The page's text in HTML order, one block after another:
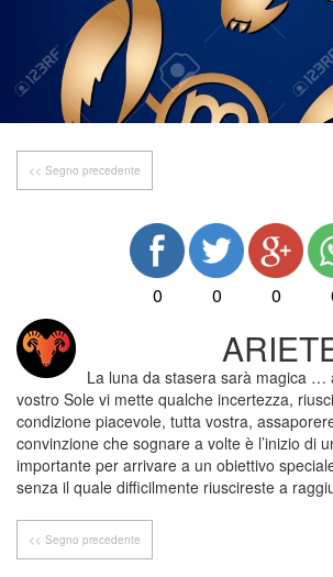
<< Segno precedente
0 0 0
La luna da stasera sarà magica …
vostro Sole vi mette qualche incertezza,
condizione piacevole, tutta vostra,
convinzione che sognare a volte è l’inizio di
importante per arrivare a un obiettivo
senza il quale difficilmente riuscireste a
<< Segno precedente